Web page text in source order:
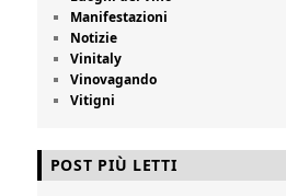
Manifestazioni
Notizie
Vinitaly
Vinovagando
Vitigni
POST PIÙ LETTI